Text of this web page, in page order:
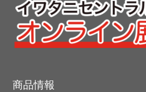
商品情報